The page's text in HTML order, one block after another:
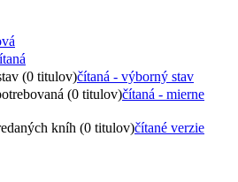
(0 titulov)čítaná - výborný stav
(0 titulov)čítaná - mierne
kníh (0 titulov)čítané verzie